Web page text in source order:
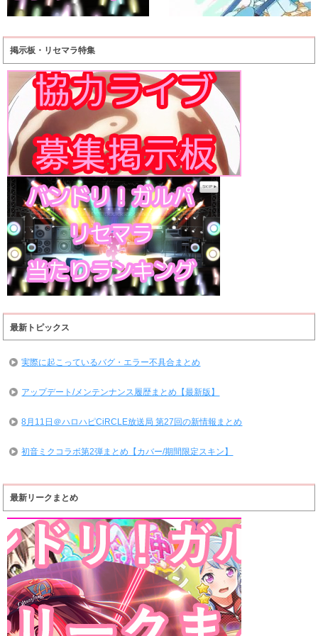
掲示板・リセマラ特集
最新トピックス
実際に起こっているバグ・エラー不具合まとめ
アップデート/メンテンナンス履歴まとめ【最新版】
8月11日＠ハロハピCiRCLE放送局 第27回の新情報まとめ
初音ミクコラボ第2弾まとめ【カバー/期間限定スキン】
最新リークまとめ